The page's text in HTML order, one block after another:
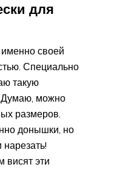
для
своей
Специально
такую
Думаю, можно
размеров.
донышки, но
висят эти